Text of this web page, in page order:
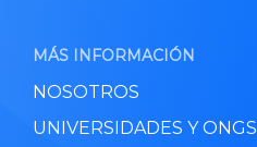
MÁS INFORMACIÓN
NOSOTROS
UNIVERSIDADES Y ONGS